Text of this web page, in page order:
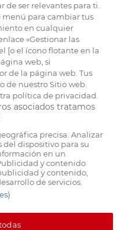
de ser relevantes para ti.
menú para cambiar tus
en cualquier
«Gestionar las
[o el ícono flotante en la
web, si
de la página web. Tus
de nuestro Sitio web.
política de privacidad.
asociados tratamos
precisa. Analizar
del dispositivo para su
en un
y contenido
y contenido,
de servicios.